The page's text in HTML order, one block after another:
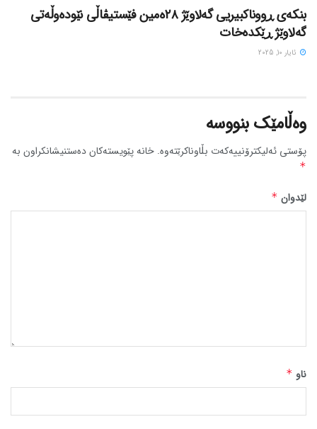
بنکەی ڕووناکبیریی گەلاوێژ ٢٨ەمین فێستیڤاڵی نێودەوڵەتی
گەلاوێژ ڕێکدەخات
ئایار 10, 2025
وەڵامێک بنووسە
پۆستی ئەلیکترۆنییەکەت بڵاوناکرێتەوە. خانە پێویستەکان دەستنیشانکراون بە
*
لێدوان *
ناو *